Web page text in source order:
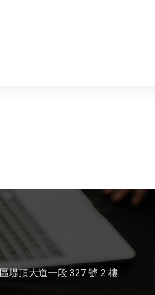
堤頂大道一段 327 號 2 樓